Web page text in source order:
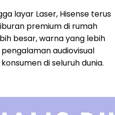
layar Laser, Hisense terus
premium di rumah
besar, warna yang lebih
audiovisual
di seluruh dunia.